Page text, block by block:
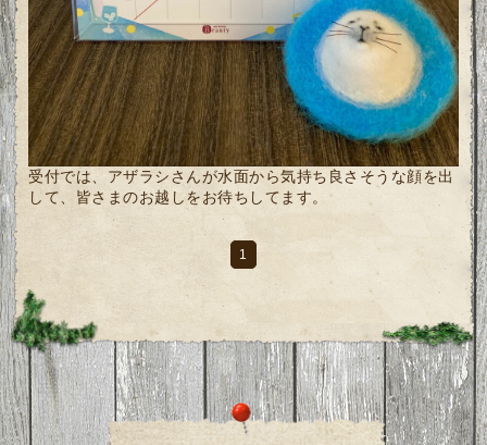
受付では、アザラシさんが水面から気持ち良さそうな顔を出
して、皆さまのお越しをお待ちしてます。
1